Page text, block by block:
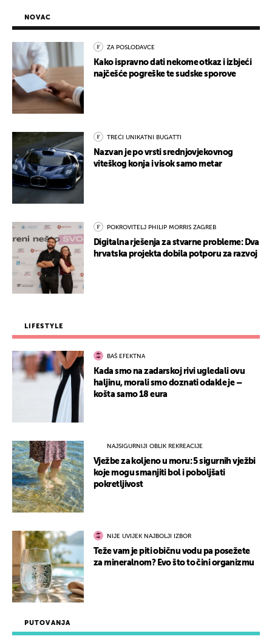
PUTOVANJA
NOVAC
ZA POSLODAVCE
Kako ispravno dati nekome otkaz i izbjeći
najčešće pogreške te sudske sporove
TREĆI UNIKATNI BUGATTI
Nazvan je po vrsti srednjovjekovnog
viteškog konja i visok samo metar
POKROVITELJ PHILIP MORRIS ZAGREB
Digitalna rješenja za stvarne probleme: Dva
hrvatska projekta dobila potporu za razvoj
LIFESTYLE
BAŠ EFEKTNA
Kada smo na zadarskoj rivi ugledali ovu
haljinu, morali smo doznati odakle je –
košta samo 18 eura
NAJSIGURNIJI OBLIK REKREACIJE
Vježbe za koljeno u moru: 5 sigurnih vježbi
koje mogu smanjiti bol i poboljšati
pokretljivost
NIJE UVIJEK NAJBOLJI IZBOR
Teže vam je piti običnu vodu pa posežete
za mineralnom? Evo što to čini organizmu